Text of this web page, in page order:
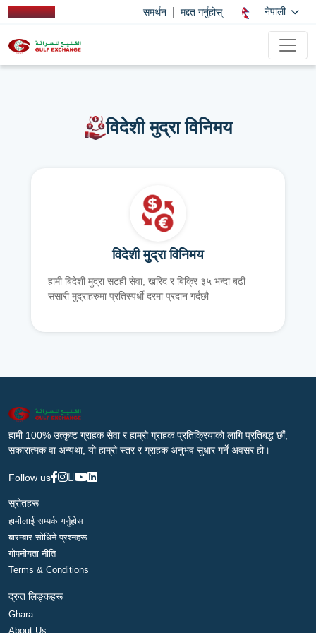
समर्थन मद्दत गर्नुहोस् नेपाली
विदेशी मुद्रा विनिमय
विदेशी मुद्रा विनिमय
हामी बिदेशी मुद्रा सटही सेवा, खरिद र बिक्रि ३५ भन्दा बढी
संसारी मुद्राहरुमा प्रतिस्पर्धी दरमा प्रदान गर्दछौ
हामी 100% उत्कृष्ट ग्राहक सेवा र हाम्रो ग्राहक प्रतिक्रियाको लागि प्रतिबद्ध छौं,
सकारात्मक वा अन्यथा, यो हाम्रो स्तर र ग्राहक अनुभव सुधार गर्ने अवसर हो।
Follow us
स्रोतहरू
हामीलाई सम्पर्क गर्नुहोस
बारम्बार सोधिने प्रश्नहरू
गोपनीयता नीति
Terms & Conditions
द्रुत लिङ्कहरू
Ghara
About Us